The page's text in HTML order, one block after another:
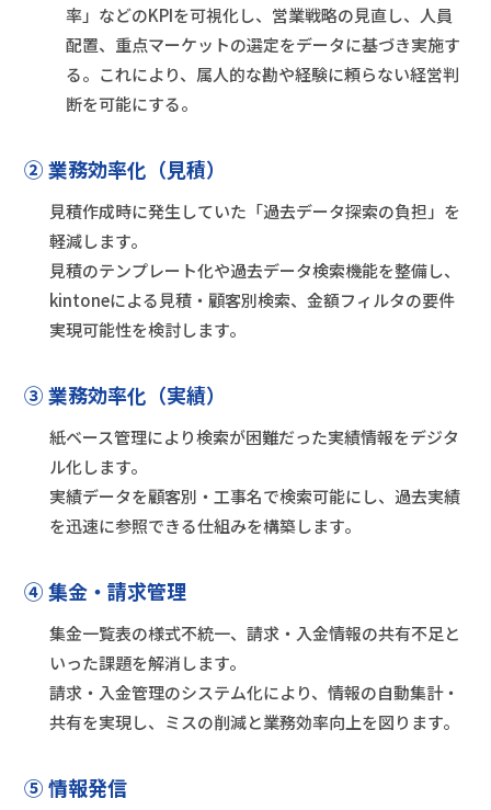
率」などのKPIを可視化し、営業戦略の見直し、人員
配置、重点マーケットの選定をデータに基づき実施す
る。これにより、属人的な勘や経験に頼らない経営判
断を可能にする。
② 業務効率化（見積）
見積作成時に発生していた「過去データ探索の負担」を
軽減します。
見積のテンプレート化や過去データ検索機能を整備し、
kintoneによる見積・顧客別検索、金額フィルタの要件
実現可能性を検討します。
③ 業務効率化（実績）
紙ベース管理により検索が困難だった実績情報をデジタ
ル化します。
実績データを顧客別・工事名で検索可能にし、過去実績
を迅速に参照できる仕組みを構築します。
④ 集金・請求管理
集金一覧表の様式不統一、請求・入金情報の共有不足と
いった課題を解消します。
請求・入金管理のシステム化により、情報の自動集計・
共有を実現し、ミスの削減と業務効率向上を図ります。
⑤ 情報発信